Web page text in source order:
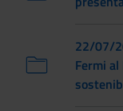
22/07/
Fermi